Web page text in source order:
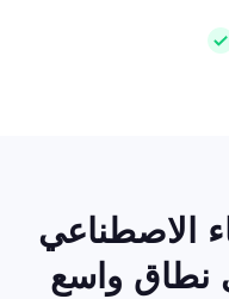
الاصطناعي
نطاق واسع